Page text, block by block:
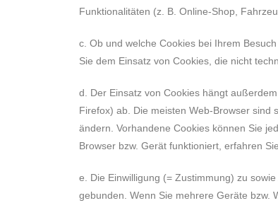
Funktionalitäten (z. B. Online-Shop,
c. Ob und welche Cookies bei Ihrem
Sie dem Einsatz von Cookies, die nicht
d. Der Einsatz von Cookies hängt
Firefox) ab. Die meisten Web-Browser sind
ändern. Vorhandene Cookies können Sie
Browser bzw. Gerät funktioniert, erfahren
e. Die Einwilligung (= Zustimmung) zu
gebunden. Wenn Sie mehrere Geräte bzw.